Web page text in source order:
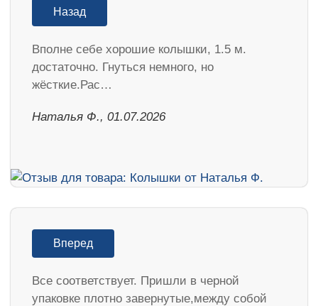
Назад
Вполне себе хорошие колышки, 1.5 м.
достаточно. Гнуться немного, но
жёсткие.Рас…
Наталья Ф., 01.07.2026
Вперед
Все соответствует. Пришли в черной
упаковке плотно завернутые,между собой